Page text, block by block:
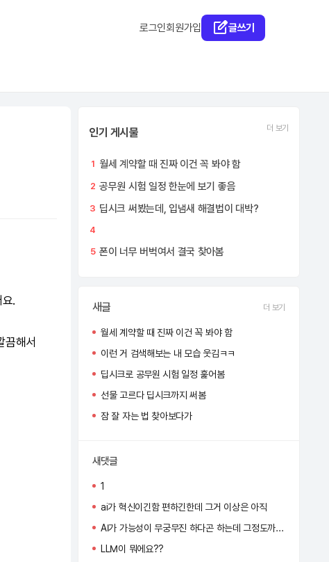
로그인회원가입 글쓰기
.
끔해서
인기 게시물 더 보기
1 월세 계약할 때 진짜 이건 꼭 봐야 함
2 공무원 시험 일정 한눈에 보기 좋음
3 딥시크 써봤는데, 입냄새 해결법이 대박?
4
5 폰이 너무 버벅여서 결국 찾아봄
새글 더 보기
월세 계약할 때 진짜 이건 꼭 봐야 함
이런 거 검색해보는 내 모습 웃김ㅋㅋ
딥시크로 공무원 시험 일정 훑어봄
선물 고르다 딥시크까지 써봄
잠 잘 자는 법 찾아보다가
새댓글
1
ai가 혁신이긴함 편하긴한데 그거 이상은 아직
AI가 가능성이 무궁무진 하다곤 하는데 그정도까진 아직 아닌듯
LLM이 뭐에요??